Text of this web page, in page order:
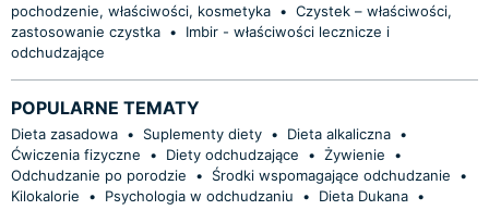
pochodzenie, właściwości, kosmetyka • Czystek – właściwości,
zastosowanie czystka •
Imbir - właściwości lecznicze i
odchudzające
POPULARNE TEMATY
Dieta zasadowa • Suplementy diety • Dieta alkaliczna •
Ćwiczenia fizyczne
• Diety odchudzające • Żywienie
•
Odchudzanie po porodzie
• Środki wspomagające odchudzanie
•
Kilokalorie
• Psychologia w odchudzaniu • Dieta Dukana •